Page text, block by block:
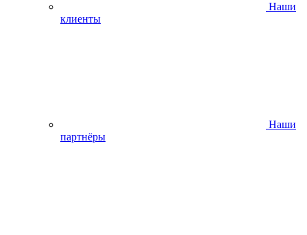
Наши
клиенты
Наши
партнёры